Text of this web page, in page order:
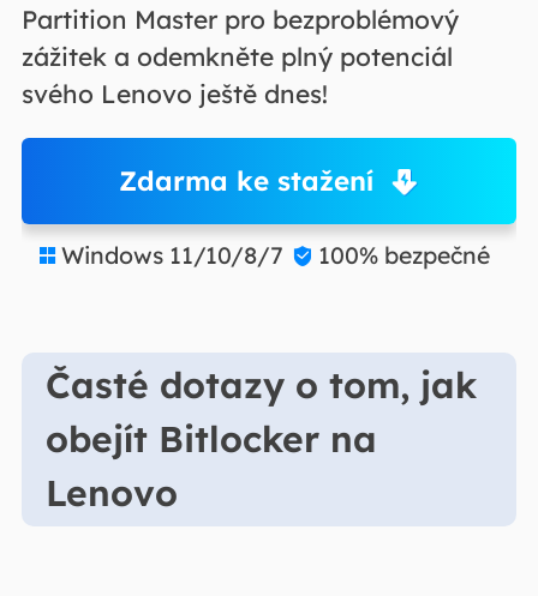
Partition Master pro bezproblémový
zážitek a odemkněte plný potenciál
svého Lenovo ještě dnes!
Zdarma ke stažení
 Windows 11/10/8/7  100% bezpečné
Časté dotazy o tom, jak
obejít Bitlocker na
Lenovo